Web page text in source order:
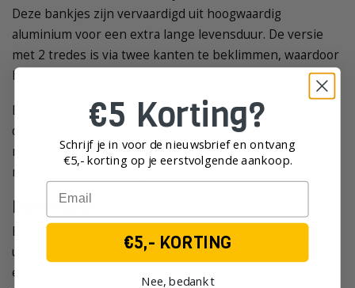
Deze bankjes zijn vervaardigd uit hoogwaardig
aluminium voor een extra lange levensduur. De versie
met 2 tredes is via twee kanten te beklimmen, waardoor
het opstapje minder vaak verplaatst hoeft te worden.
Een stukadoors bankje maakt het gemakkelijk om alle
delen van uw stucwerk te bereiken om een perfect
resultaat te bereiken. Het maakt uw werkzaamheden
niet alleen makkelijker, maar ook veiliger.
Plafondbok
Een plafondbok
is in hoogte verstelbaar en in lengte
uitschuifbaar. De plafondbok van SuperProf is
electrolytisch gegalvaniseerd en is eventueel te
€5 Korting?
Schrijf je in voor de nieuwsbrief en ontvang
€5,- korting op je eerstvolgende aankoop.
Email
€5,- KORTING
Nee, bedankt